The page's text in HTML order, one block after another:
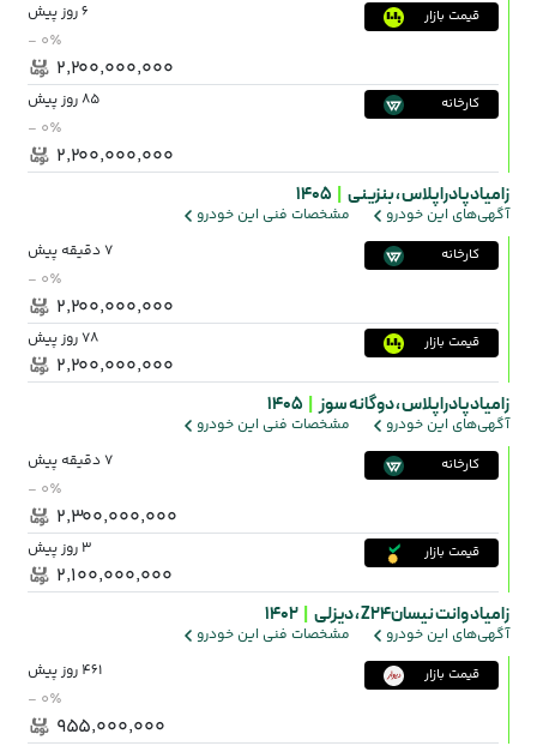
قیمت بازار 6 روز پیش
- ۰٪
۲٬۲۰۰٬۰۰۰٬۰۰۰
کارخانه 85 روز پیش
- ۰٪
۲٬۲۰۰٬۰۰۰٬۰۰۰
زامیاد پادرا پلاس ،بنزینی 1405
آگهی‌های این خودرو مشخصات فنی این خودرو
کارخانه 7 دقیقه پیش
- ۰٪
۲٬۲۰۰٬۰۰۰٬۰۰۰
قیمت بازار 78 روز پیش
۲٬۲۰۰٬۰۰۰٬۰۰۰
زامیاد پادرا پلاس ،دوگانه سوز 1405
آگهی‌های این خودرو مشخصات فنی این خودرو
کارخانه 7 دقیقه پیش
- ۰٪
۲٬۳۰۰٬۰۰۰٬۰۰۰
قیمت بازار 3 روز پیش
۲٬۱۰۰٬۰۰۰٬۰۰۰
زامیاد وانت نیسانZ24 ، دیزلی 1402
آگهی‌های این خودرو مشخصات فنی این خودرو
قیمت بازار 461 روز پیش
- ۰٪
۹۵۵٬۰۰۰٬۰۰۰